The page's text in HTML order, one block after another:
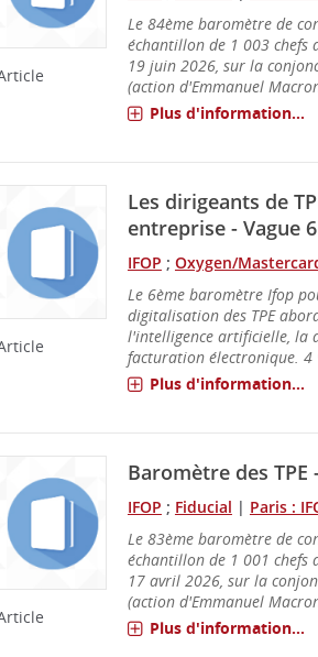
Le 84ème baromètre de
échantillon de 1 003 chefs
19 juin 2026, sur la
(action d'Emmanuel
Plus d'information...
Les dirigeants de
entreprise - Vague 6
IFOP ; Oxygen/
Le 6ème baromètre Ifop
digitalisation des TPE
l'intelligence artificielle, la
facturation électronique. 4
Plus d'information...
Baromètre des TPE
IFOP ; Fiducial | Paris :
Le 83ème baromètre de
échantillon de 1 001 chefs
17 avril 2026, sur la
(action d'Emmanuel
Plus d'information...